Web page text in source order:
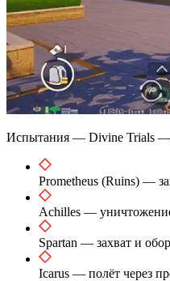
Испытания — Divine Trials —
Prometheus (Ruins) —
Achilles —
Spartan — захват и
Icarus — полёт через